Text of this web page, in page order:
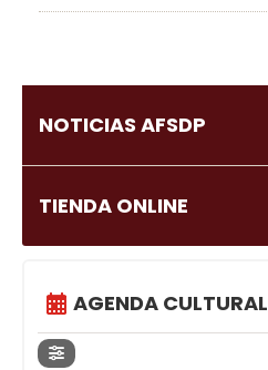
NOTICIAS AFSDP
TIENDA ONLINE
AGENDA CULTURAL